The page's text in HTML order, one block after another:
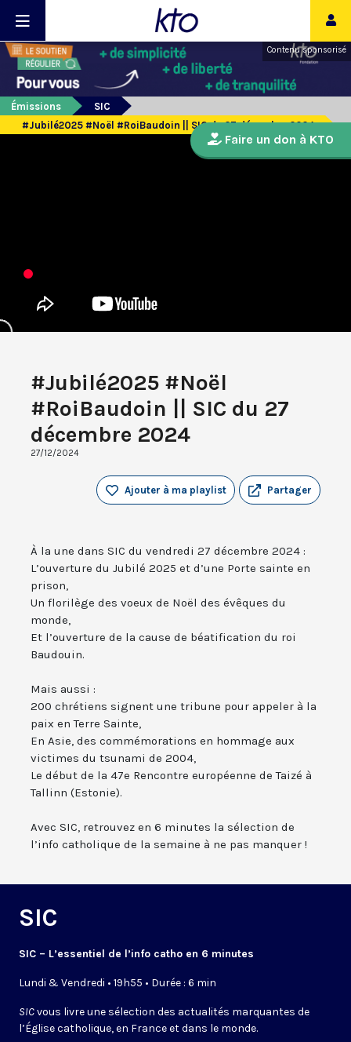
Contenu sponsorisé
Émissions
SIC
#Jubilé2025 #Noël #RoiBaudoin || SIC du 27 décembre 2024
#Jubilé2025 #Noël
#RoiBaudoin || SIC du 27
décembre 2024
27/12/2024
Partager
Ajouter à ma playlist
À la une dans SIC du vendredi 27 décembre 2024 :
L’ouverture du Jubilé 2025 et d’une Porte sainte en
prison,
Un florilège des voeux de Noël des évêques du
monde,
Et l’ouverture de la cause de béatification du roi
Baudouin.
Mais aussi :
200 chrétiens signent une tribune pour appeler à la
paix en Terre Sainte,
En Asie, des commémorations en hommage aux
victimes du tsunami de 2004,
Le début de la 47e Rencontre européenne de Taizé à
Tallinn (Estonie).
Avec SIC, retrouvez en 6 minutes la sélection de
l’info catholique de la semaine à ne pas manquer !
SIC
SIC – L’essentiel de l’info catho en 6 minutes
Lundi & Vendredi • 19h55 • Durée : 6 min
SICvous livre une sélection des actualités marquantes de
l’Église catholique, en France et dans le monde.
Faire un don à KTO